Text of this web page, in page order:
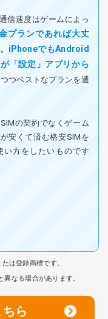
信速度はゲームによっ
プランであれば大丈
iPhoneでもAndroid
「設定」アプリから
つベストなプランを選
の契約でなくゲーム
安くて済む格安SIMを
い方をしたいものです
は登録商標です。
なる場合があります。
ら